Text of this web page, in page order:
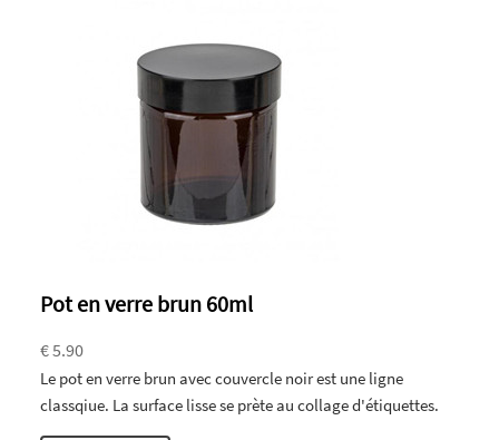
Pot en verre brun 60ml
€ 5.90
Le pot en verre brun avec couvercle noir est une ligne
classqiue. La surface lisse se prète au collage d'étiquettes.